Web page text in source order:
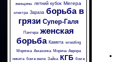
женщины летний кубок Мегера
электра Зараза борьба в
грязи Супер-Галя
Пантера женская
борьба Камета wrestling
Морячка Амазонка Моряча Аврора
никита бои в желе Зайка КГБ бои в